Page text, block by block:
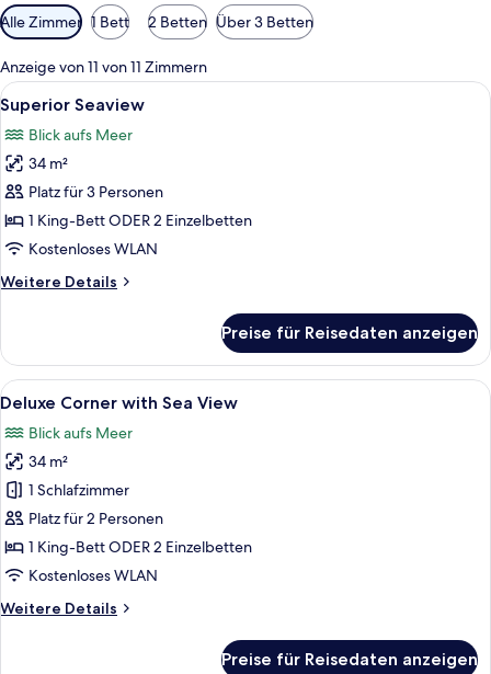
Verfügbare
Filter
für
Zimmer
Alle Zimmer 1 Bett 2 Betten Über 3 Betten
Anzeige von 11 von 11 Zimmern
Alle
Fotos
für
Superior
Seaview
anzeigen
Ein modernes Hotelzimmer mit
8
Superior Seaview
Blick aufs Meer
34 m²
Platz für 3 Personen
1 King-Bett ODER 2 Einzelbetten
Kostenloses WLAN
Weitere Details
Weitere
Seaview
Preise für Reisedaten anzeigen
Alle
Fotos
für
Deluxe
Corner
with
Sea
View
Ein modernes Hotelzimmer mit
7
Deluxe Corner with Sea View
Blick aufs Meer
34 m²
1 Schlafzimmer
Platz für 2 Personen
1 King-Bett ODER 2 Einzelbetten
Kostenloses WLAN
Weitere Details
Weitere
Preise für Reisedaten anzeigen